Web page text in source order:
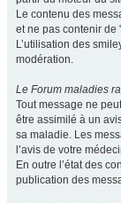
Le contenu des
et ne pas contenir de
L’utilisation des
modération.
Le Forum maladies
Tout message ne
être assimilé à un
sa maladie. Les
l’avis de votre
En outre l’état des
publication des